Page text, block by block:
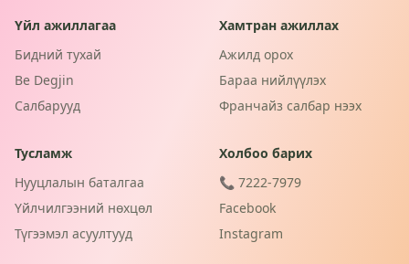
Үйл ажиллагаа
Бидний тухай
Be Degjin
Салбарууд
Хамтран ажиллах
Ажилд орох
Бараа нийлүүлэх
Франчайз салбар нээх
Тусламж
Нууцлалын баталгаа
Үйлчилгээний нөхцөл
Түгээмэл асуултууд
Холбоо барих
📞 7222-7979
Facebook
Instagram